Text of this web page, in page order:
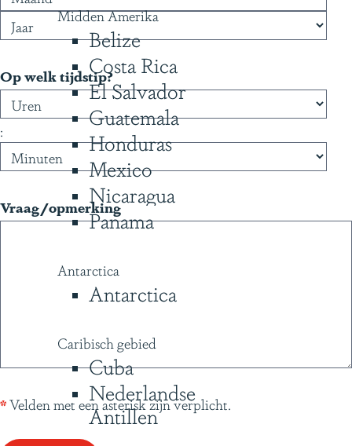
Midden Amerika
Belize
Costa Rica
El Salvador
Guatemala
Honduras
Mexico
Nicaragua
Panama
Antarctica
Antarctica
Caribisch gebied
Cuba
Nederlandse
Antillen
g
a
n
a
r
U
e
n
M
n
u
t
n
Op welk tijdstip?
:
Vraag/opmerking
*Velden met een asterisk zijn verplicht.